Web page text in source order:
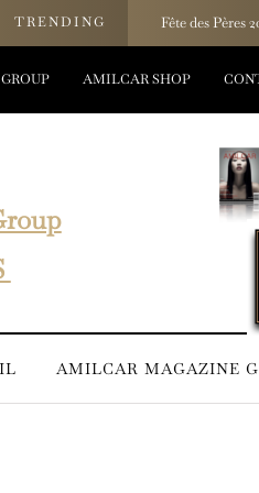
TRENDING Un rituel
AMILCAR SHOP
AMILCAR MAGAZINE